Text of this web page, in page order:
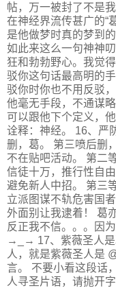
帖，万一被封了不是
在神经界流传甚广的“
是他做梦时真的梦到
如此来这么一句神神
狂和勃勃野心。我觉
驳你这句话最高明的
驳你时你也不用反驳
他毫无手段，不通谋
可以跟他下个定义，
诠释：神经。 16、严
删，葛。 第三喷后删
不在贴吧活动。 第二
信徒十万，推行性自
避免新人中招。 第三
立派图谋不轨危害国
外面别让我逮着！ 葛
反正我不信。。。因
→_→ 17、紫薇圣人是
人，就是紫薇圣人是
言。 不要小看这段话
人寻圣片语，请抛开